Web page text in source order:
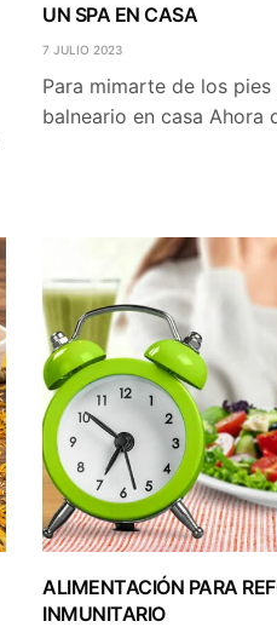
UN SPA EN CASA
7 JULIO 2023
Para mimarte de los pies
balneario en casa Ahora
ALIMENTACIÓN PARA
INMUNITARIO